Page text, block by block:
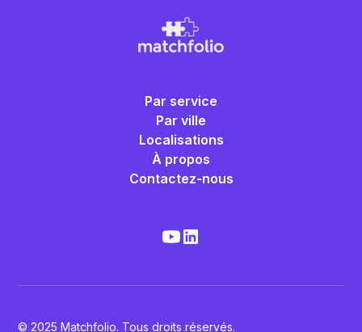
Par service
Par ville
Localisations
À propos
Contactez-nous
© 2025 Matchfolio. Tous droits réservés.